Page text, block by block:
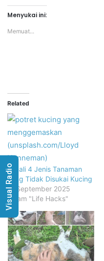
Menyukai ini:
Memuat...
Related
Kenali 4 Jenis Tanaman
yang Tidak Disukai Kucing
11 September 2025
dalam "Life Hacks"
Visual Radio